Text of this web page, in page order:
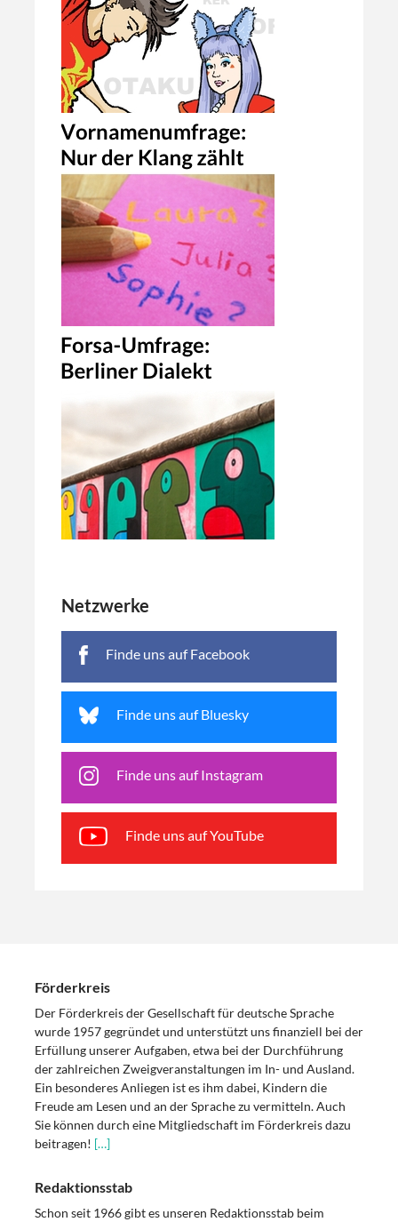
Netzwerke
Finde uns auf Facebook
Finde uns auf Bluesky
Finde uns auf Instagram
Finde uns auf YouTube
Förderkreis
Der Förderkreis der Gesellschaft für deutsche Sprache
wurde 1957 gegründet und unterstützt uns finanziell bei der
Erfüllung unserer Aufgaben, etwa bei der Durchführung
der zahlreichen Zweigveranstaltungen im In- und Ausland.
Ein besonderes Anliegen ist es ihm dabei, Kindern die
Freude am Lesen und an der Sprache zu vermitteln. Auch
Sie können durch eine Mitgliedschaft im Förderkreis dazu
beitragen! […]
Redaktionsstab
Schon seit 1966 gibt es unseren Redaktionsstab beim